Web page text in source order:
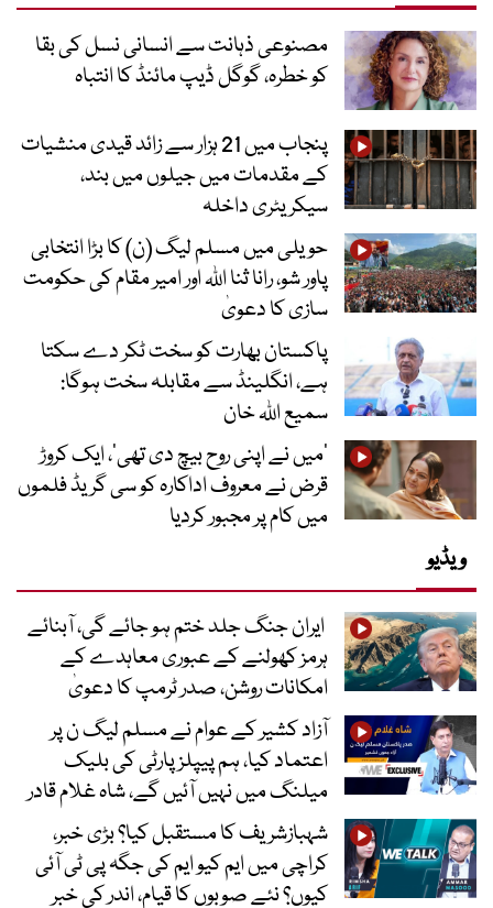
مصنوعی ذہانت سے انسانی نسل کی بقا
کو خطرہ، گوگل ڈیپ مائنڈ کا انتباہ
پنجاب میں 21 ہزار سے زائد قیدی منشیات
کے مقدمات میں جیلوں میں بند،
سیکریٹری داخلہ
حویلی میں مسلم لیگ (ن) کا بڑا انتخابی
پاور شو، رانا ثنا اللہ اور امیر مقام کی حکومت
سازی کا دعویٰ
پاکستان بھارت کو سخت ٹکر دے سکتا
ہے، انگلینڈ سے مقابلہ سخت ہوگا:
سمیع اللہ خان
’میں نے اپنی روح بیچ دی تھی‘، ایک کروڑ
قرض نے معروف اداکارہ کو سی گریڈ فلموں
میں کام پر مجبور کردیا
ویڈیو
ایران جنگ جلد ختم ہو جائے گی، آبنائے
ہرمز کھولنے کے عبوری معاہدے کے
امکانات روشن، صدر ٹرمپ کا دعویٰ
آزاد کشیر کے عوام نے مسلم لیگ ن پر
اعتماد کیا، ہم پیپلز پارٹی کی بلیک
میلنگ میں نہیں آئیں گے، شاہ غلام قادر
شہبازشریف کا مستقبل کیا؟ بڑی خبر،
کراچی میں ایم کیو ایم کی جگہ پی ٹی آئی
کیوں؟ نئے صوبوں کا قیام، اندر کی خبر